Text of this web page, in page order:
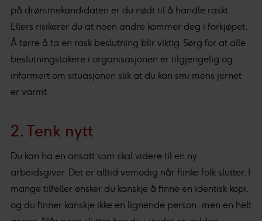
på drømmekandidaten er du nødt til å handle raskt.
Ellers risikerer du at noen andre kommer deg i forkjøpet.
Å tørre å ta en rask beslutning blir viktig. Sørg for at alle
beslutningstakere i organisasjonen er tilgjengelig og
informert om situasjonen slik at du kan smi mens jernet
er varmt.
2. Tenk nytt
Du kan ha en ansatt som skal videre til en ny
arbeidsgiver. Det er alltid vemodig når flinke folk slutter. I
mange tilfeller ønsker du kanskje å finne en identisk kopi,
og du finner kanskje ikke en lignende person, men en helt